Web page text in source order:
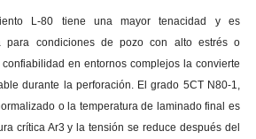
L-80 tiene una mayor tenacidad y es
para condiciones de pozo con alto estrés o
en entornos complejos la convierte
durante la perforación. El grado 5CT N80-1,
o la temperatura de laminado final es
crítica Ar3 y la tensión se reduce después del